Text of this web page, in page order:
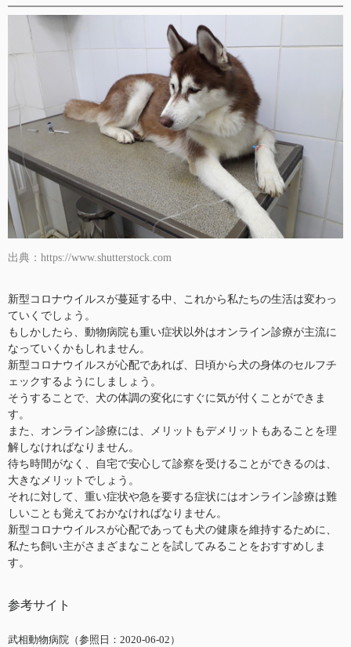
出典：https://www.shutterstock.com
新型コロナウイルスが蔓延する中、これから私たちの生活は変わっ
ていくでしょう。
もしかしたら、動物病院も重い症状以外はオンライン診療が主流に
なっていくかもしれません。
新型コロナウイルスが心配であれば、日頃から犬の身体のセルフチ
ェックするようにしましょう。
そうすることで、犬の体調の変化にすぐに気が付くことができま
す。
また、オンライン診療には、メリットもデメリットもあることを理
解しなければなりません。
待ち時間がなく、自宅で安心して診察を受けることができるのは、
大きなメリットでしょう。
それに対して、重い症状や急を要する症状にはオンライン診療は難
しいことも覚えておかなければなりません。
新型コロナウイルスが心配であっても犬の健康を維持するために、
私たち飼い主がさまざまなことを試してみることをおすすめしま
す。
参考サイト
武相動物病院（参照日：2020-06-02）